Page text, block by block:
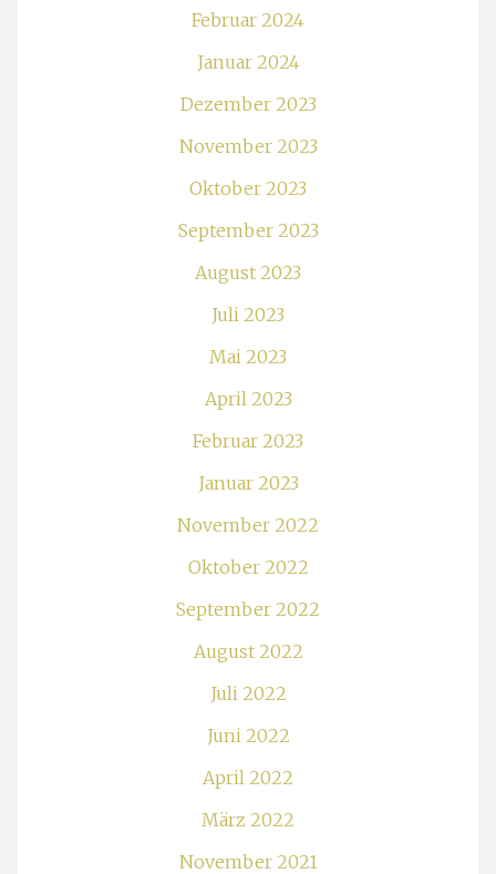
Februar 2024
Januar 2024
Dezember 2023
November 2023
Oktober 2023
September 2023
August 2023
Juli 2023
Mai 2023
April 2023
Februar 2023
Januar 2023
November 2022
Oktober 2022
September 2022
August 2022
Juli 2022
Juni 2022
April 2022
März 2022
November 2021